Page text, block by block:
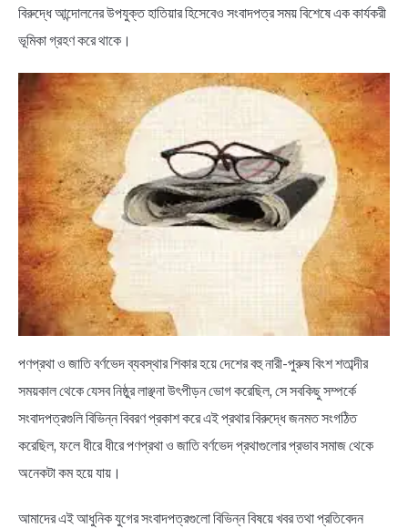
বিরুদ্ধে আন্দোলনের উপযুক্ত হাতিয়ার হিসেবেও সংবাদপত্র সময় বিশেষে এক কার্যকরী
ভূমিকা গ্রহণ করে থাকে।
পণপ্রথা ও জাতি বর্ণভেদ ব্যবস্থার শিকার হয়ে দেশের বহু নারী-পুরুষ বিংশ শতাব্দীর
সময়কাল থেকে যেসব নিষ্ঠুর লাঞ্ছনা উৎপীড়ন ভোগ করেছিল, সে সবকিছু সম্পর্কে
সংবাদপত্রগুলি বিভিন্ন বিবরণ প্রকাশ করে এই প্রথার বিরুদ্ধে জনমত সংগঠিত
করেছিল, ফলে ধীরে ধীরে পণপ্রথা ও জাতি বর্ণভেদ প্রথাগুলোর প্রভাব সমাজ থেকে
অনেকটা কম হয়ে যায়।
আমাদের এই আধুনিক যুগের সংবাদপত্রগুলো বিভিন্ন বিষয়ে খবর তথা প্রতিবেদন